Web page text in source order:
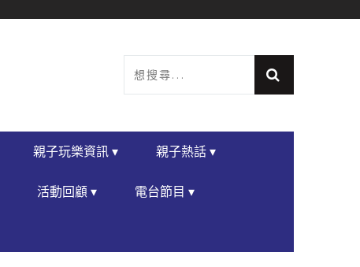
親子玩樂資訊 ▾ 親子熱話 ▾
活動回顧 ▾ 電台節目 ▾